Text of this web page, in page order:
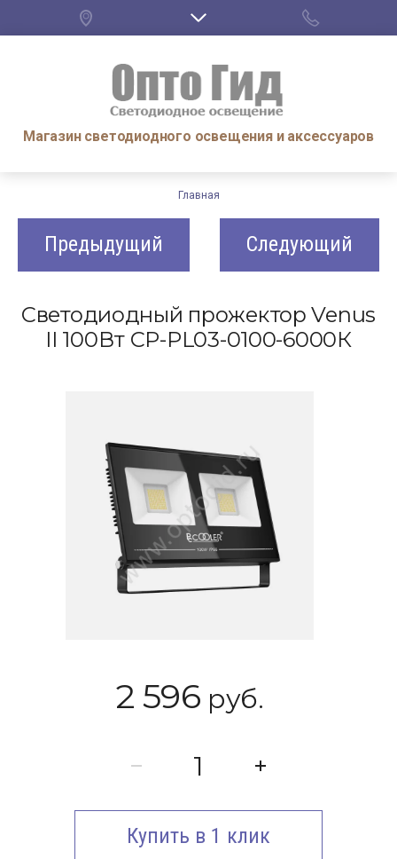
Магазин светодиодного освещения и аксессуаров
Главная
Предыдущий Следующий
Светодиодный прожектор Venus
II 100Вт CP-PL03-0100-6000К
2 596 руб.
Купить в 1 клик